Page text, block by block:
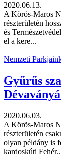
2020.06.13.
A Körös-Maros
részterületén
és
el a kere...
Nemzeti
Gyűrűs
2020.06.03.
A Körös-Maros
részterületén
olyan példány is
kardoskúti